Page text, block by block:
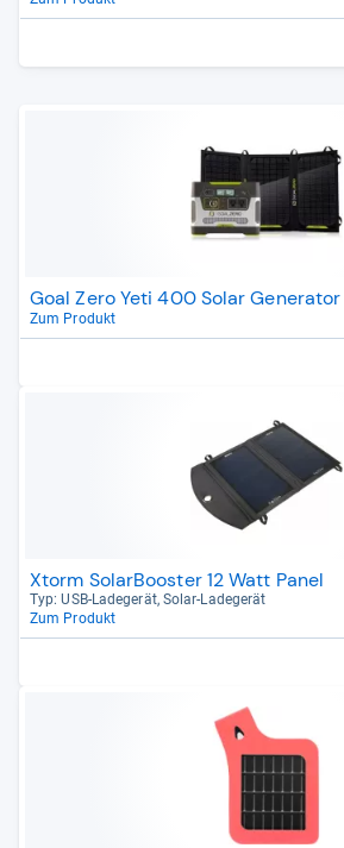
Goal Zero Yeti 400 Solar
Zum Produkt
Xtorm SolarBooster 12 Watt Panel
Typ: USB-​Lade­ge­rät, Solar-​Lade­ge­rät
Zum Produkt